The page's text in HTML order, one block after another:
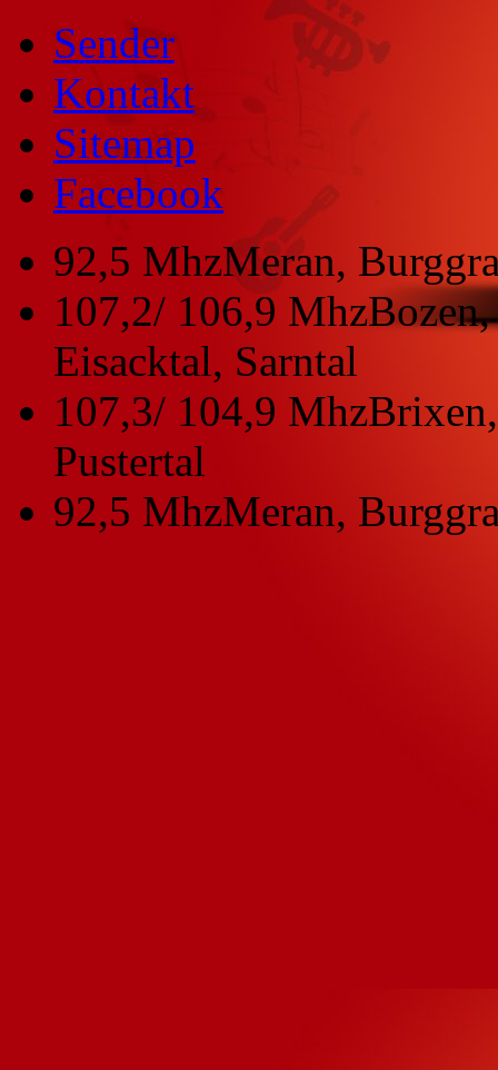
Sender
Kontakt
Sitemap
Facebook
92,5 MhzMeran,
107,2/ 106,9 Mhz
Eisacktal, Sarntal
107,3/ 104,9 Mhz
Pustertal
92,5 MhzMeran,